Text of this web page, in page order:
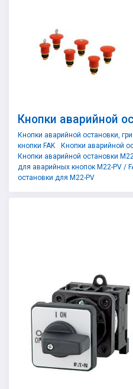
Кнопки аварийной
Кнопки аварийной остановки,
кнопки FAK
Кнопки аварийной
Кнопки аварийной остановки
для аварийных кнопок M22-PV /
остановки для M22-PV